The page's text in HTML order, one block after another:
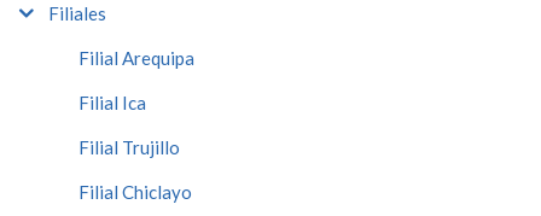
Filiales
Filial Arequipa
Filial Ica
Filial Trujillo
Filial Chiclayo